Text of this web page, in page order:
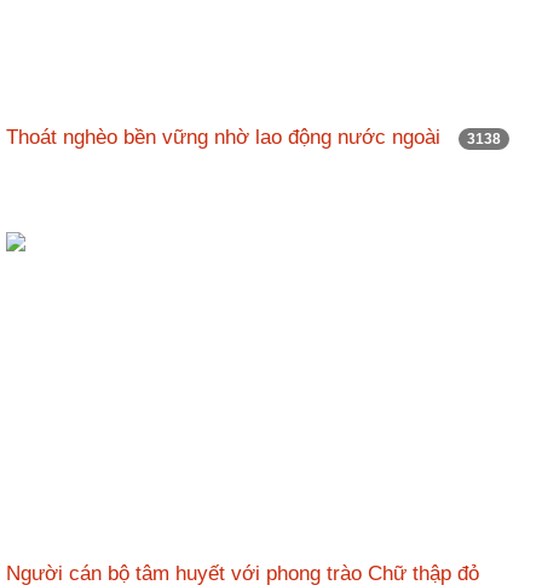
Thoát nghèo bền vững nhờ lao động nước ngoài 3138
Người cán bộ tâm huyết với phong trào Chữ thập đỏ